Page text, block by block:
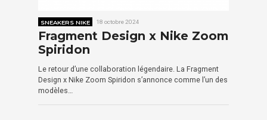
SNEAKERS NIKE 18 octobre 2024
Fragment Design x Nike Zoom
Spiridon
Le retour d’une collaboration légendaire. La Fragment
Design x Nike Zoom Spiridon s’annonce comme l’un des
modèles…